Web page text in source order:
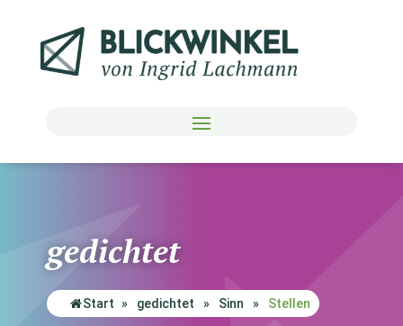
gedichtet
Start » gedichtet » Sinn » Stellen